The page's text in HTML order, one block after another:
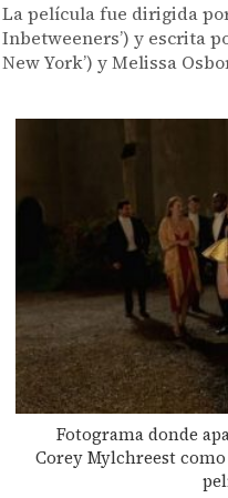
La película fue dirigida
Inbetweeners’) y escrita
New York’) y Melissa
Fotograma donde
Corey Mylchreest